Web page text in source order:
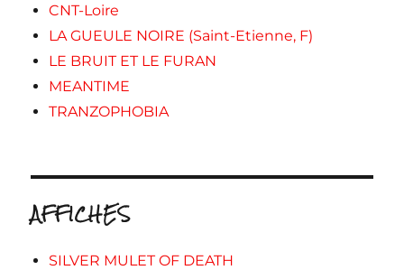
CNT-Loire
LA GUEULE NOIRE (Saint-Etienne, F)
LE BRUIT ET LE FURAN
MEANTIME
TRANZOPHOBIA
AFFICHES
SILVER MULET OF DEATH